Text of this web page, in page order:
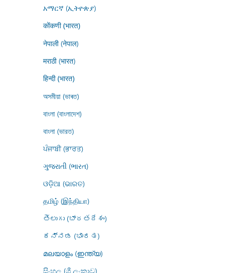
አማርኛ (ኢትዮጵያ)
कोंकणी (भारत)
नेपाली (नेपाल)
मराठी (भारत)
हिन्दी (भारत)
অসমীয়া (ভাৰত)
বাংলা (বাংলাদেশ)
বাংলা (ভারত)
ਪੰਜਾਬੀ (ਭਾਰਤ)
ગુજરાતી (ભારત)
ଓଡ଼ିଆ (ଭାରତ)
தமிழ் (இந்தியா)
తెలుగు (భారతదేశం)
ಕನ್ನಡ (ಭಾರತ)
മലയാളം (ഇന്ത്യ)
සිංහල (ශ්‍රී ලංකාව)